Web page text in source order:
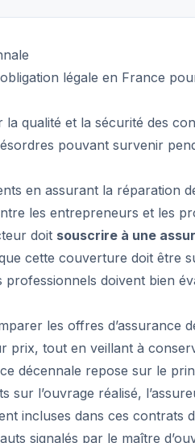
légale en France
la qualité et la sécurité des
pouvant survenir
en assurant la réparation
les entrepreneurs et les
doit souscrire à une
cette couverture doit être
professionnels doivent bien
les offres d’assurance
prix, tout en veillant à
décennale repose sur le
sur l’ouvrage réalisé,
incluses dans ces contrats
signalés par le maître